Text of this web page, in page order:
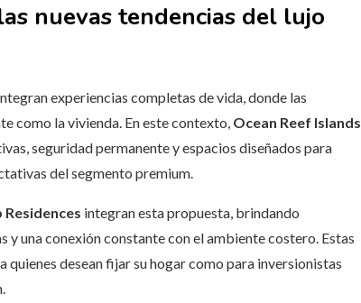
nuevas tendencias del lujo
experiencias completas de vida, donde las
como la vivienda. En este contexto, Ocean Reef Islands
seguridad permanente y espacios diseñados para
del segmento premium.
Residences integran esta propuesta, brindando
una conexión constante con el ambiente costero. Estas
desean fijar su hogar como para inversionistas